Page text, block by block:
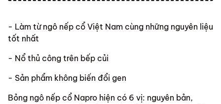
- Làm từ ngô nếp cổ Việt Nam cùng những nguyên liệu
tốt nhất
- Nổ thủ công trên bếp củi
- Sản phẩm không biến đổi gen
Bỏng ngô nếp cổ Napro hiện có 6 vị: nguyên bản,